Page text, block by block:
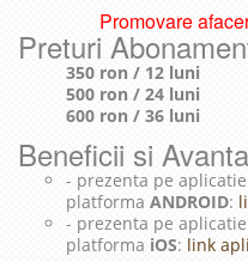
Promovare
Preturi
350 ron / 12 luni
500 ron / 24 luni
600 ron / 36 luni
Beneficii si
- prezenta pe
platforma ANDROID:
- prezenta pe
platforma iOS: link